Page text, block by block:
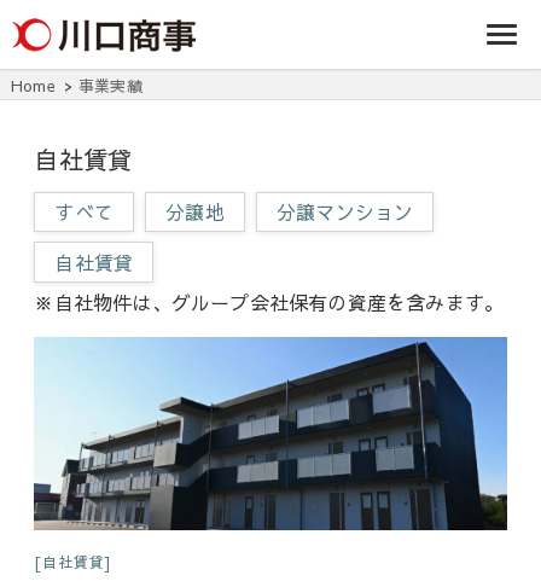
事株式
会社
アパート・マンシ
ョン・マンショ
ン・店舗・事務所
は川口商事株式会
Home 事業実績
自社賃貸
すべて 分譲地
分譲マンション
自社賃貸
※自社物件は、グループ会社保有の資産を含みます。
自社賃貸